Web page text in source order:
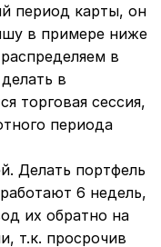
период карты, он
в примере ниже
в
в
торговая сессия,
периода
Делать портфель
6 недель,
их обратно на
т.к. просрочив